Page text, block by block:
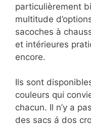
particulièrement
multitude
sacoches à
et intérieures
encore.
Ils sont
couleurs qui
chacun. Il n’y a
des sacs á dos